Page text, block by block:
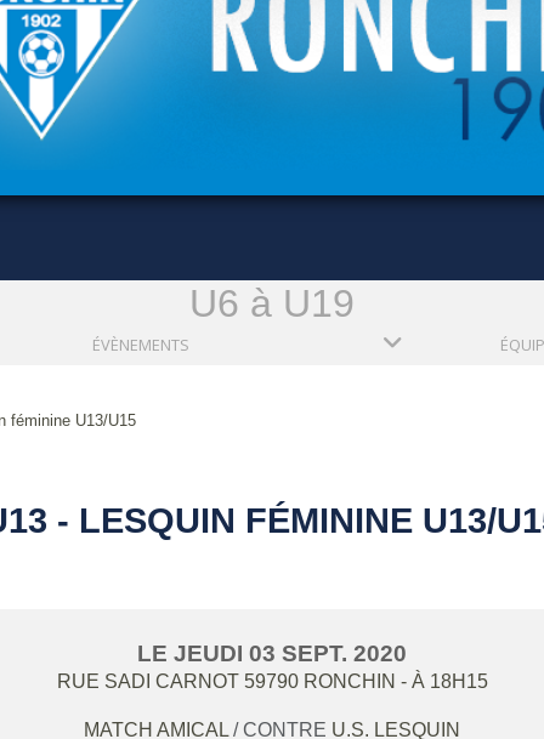
U6 à U19
ÉVÈNEMENTS
féminine U13/U15
- LESQUIN FÉMININE U13/
LE JEUDI 03 SEPT. 2020
RUE SADI CARNOT 59790 RONCHIN - À 18H15
MATCH AMICAL / CONTRE U.S. LESQUIN